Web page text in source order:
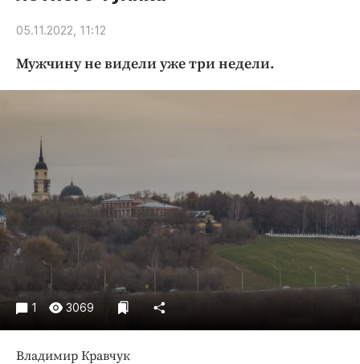
Статьи
Народные новости
Благоустройство
Образование
Общество
Праздники
Происшествия
Спорт
Экономика и бизнес
ПРОЕКТЫ
05.11.2022, 11:12
Мужчину не видели уже три недели.
1 3069
Владимир Кравчук